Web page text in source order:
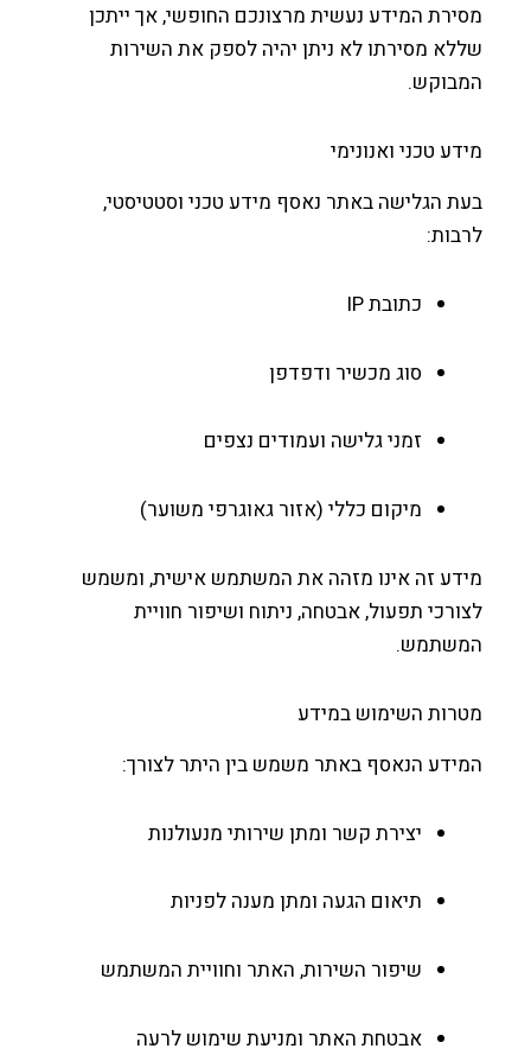
המידע נעשית מרצונכם החופשי, אך ייתכן
מסירתו לא ניתן יהיה לספק את השירות
טכני ואנונימי
הגלישה באתר נאסף מידע טכני וסטטיסטי,
כתובת IP
סוג מכשיר ודפדפן
זמני גלישה ועמודים נצפים
מיקום כללי (אזור גאוגרפי משוער)
זה אינו מזהה את המשתמש אישית, ומשמש
תפעול, אבטחה, ניתוח ושיפור חוויית
השימוש במידע
הנאסף באתר משמש בין היתר לצורך:
יצירת קשר ומתן שירותי מנעולנות
תיאום הגעה ומתן מענה לפניות
שיפור השירות, האתר וחוויית המשתמש
אבטחת האתר ומניעת שימוש לרעה